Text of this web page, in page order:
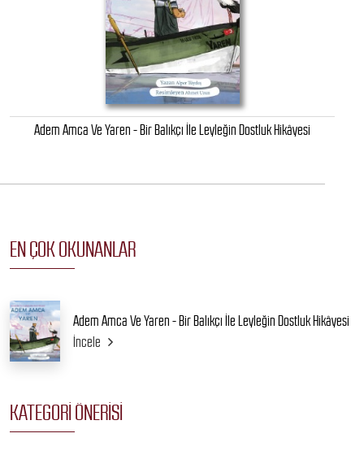
Adem Amca Ve Yaren - Bir Balıkçı İle Leyleğin Dostluk Hikâyesi
EN ÇOK OKUNANLAR
Adem Amca Ve Yaren - Bir Balıkçı İle Leyleğin Dostluk Hikâyesi
İncele
KATEGORI ÖNERISI